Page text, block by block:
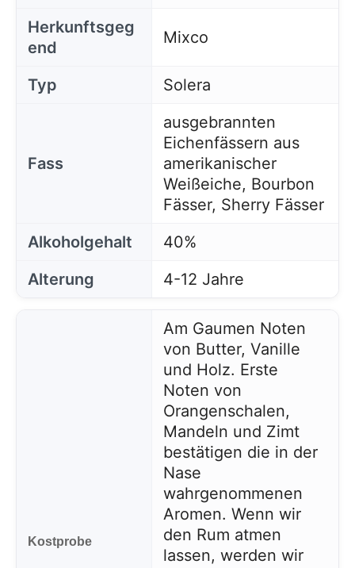
Herkunftsgeg
end
Mixco
Typ Solera
Fass
ausgebrannten
Eichenfässern aus
amerikanischer
Weißeiche, Bourbon
Fässer, Sherry Fässer
Alkoholgehalt
40%
Alterung
4-12 Jahre
Kostprobe
Am Gaumen Noten
von Butter, Vanille
und Holz. Erste
Noten von
Orangenschalen,
Mandeln und Zimt
bestätigen die in der
Nase
wahrgenommenen
Aromen. Wenn wir
den Rum atmen
lassen, werden wir